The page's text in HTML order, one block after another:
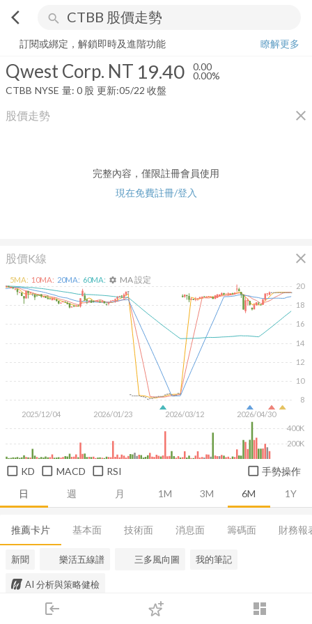
arrow_back_ios search
login dashboard
下單
Qwest Corp. NT 19.40 0.00%
訂閱或綁定，解鎖即時及進階功能
瞭解更多
Qwest Corp. NT 19.40 0.00
0.00%
CTBB NYSE 量: 0 股 更新:05/22 收盤
股價走勢 close
完整內容，僅限註冊會員使用
現在免費註冊/登入
股價K線 close
日 週 月 1M 3M 6M 1Y
2025/12/04 2026/01/23 2026/03/12 2026/04/30
8
10
12
14
16
18
20
200K
400K
5MA: 10MA: 20MA: 60MA: settings MA 設定
KD MACD RSI 手勢操作
推薦卡片 基本面 技術面 消息面 籌碼面 財務報
新聞 樂活五線譜 三多風向圖 我的筆記
AI 分析與策略健檢